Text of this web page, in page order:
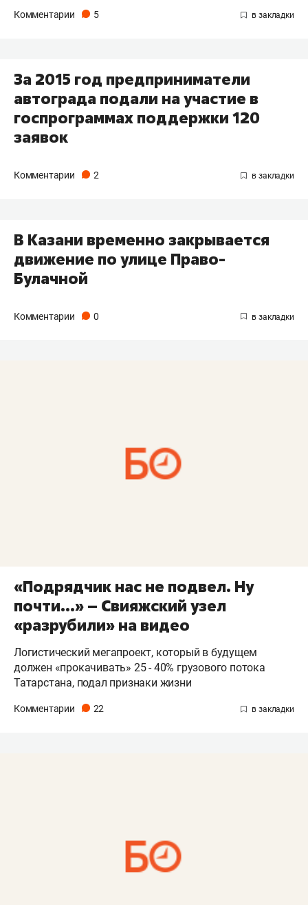
Комментарии 5
За 2015 год предприниматели
автограда подали на участие в
госпрограммах поддержки 120
заявок
Комментарии 2
В Казани временно закрывается
движение по улице Право-
Булачной
Комментарии 0
«Подрядчик нас не подвел. Ну
почти...» – Свияжский узел
«разрубили» на видео
Логистический мегапроект, который в будущем
должен «прокачивать» 25 - 40% грузового потока
Татарстана, подал признаки жизни
Комментарии 22